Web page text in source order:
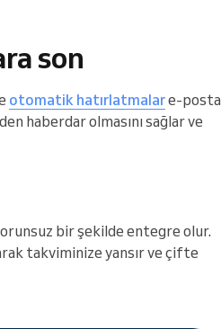
son
otomatik hatırlatmalare-posta
haberdar olmasını sağlar ve
bir şekilde entegre olur.
takviminize yansır ve çifte